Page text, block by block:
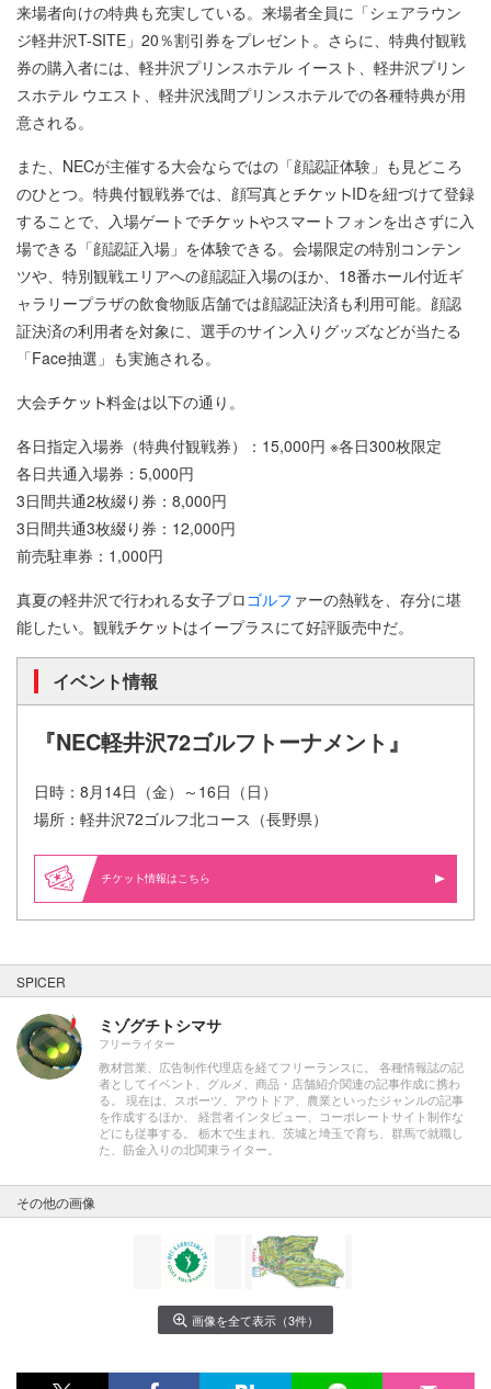
来場者向けの特典も充実している。来場者全員に「シェアラウン
ジ軽井沢T-SITE」20％割引券をプレゼント。さらに、特典付観戦
券の購入者には、軽井沢プリンスホテル イースト、軽井沢プリン
スホテル ウエスト、軽井沢浅間プリンスホテルでの各種特典が用
意される。
また、NECが主催する大会ならではの「顔認証体験」も見どころ
のひとつ。特典付観戦券では、顔写真と
IDを紐づけて登録
することで、入場ゲートで
やスマートフォンを出さずに入
場できる「顔認証入場」を体験できる。会場限定の特別コンテン
ツや、特別観戦エリアへの顔認証入場のほか、18番ホール付近ギ
ャラリープラザの飲食物販店舗では顔認証決済も利用可能。顔認
証決済の利用者を対象に、選手のサイン入りグッズなどが当たる
「Face抽選」も実施される。
大会
料金は以下の通り。
各日指定入場券（特典付観戦券）：15,000円 ※各日300枚限定
各日共通入場券：5,000円
3日間共通2枚綴り券：8,000円
3日間共通3枚綴り券：12,000円
前売駐車券：1,000円
真夏の軽井沢で行われる女子プロゴルフ ァーの熱戦を、存分に堪
能したい。観戦
はイープラスにて好評販売中だ。
イベント情報
『NEC軽井沢72ゴルフトーナメント』
日時：8月14日（金）～16日（日）
場所：軽井沢72ゴルフ北コース（長野県）
情報はこちら
SPICER
ミゾグチトシマサ
フリーライター
教材営業、広告制作代理店を経てフリーランスに。 各種情報誌の記
者としてイベント、グルメ、商品・店舗紹介関連の記事作成に携わ
る。 現在は、スポーツ、アウトドア、農業といったジャンルの記事
を作成するほか、 経営者インタビュー、コーポレートサイト制作な
どにも従事する。 栃木で生まれ、茨城と埼玉で育ち、群馬で就職し
た、筋金入りの北関東ライター。
その他の画像
画像を全て表示（3件）